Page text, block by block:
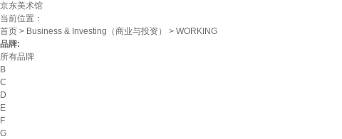
京东美术馆
当前位置：
首页 > Business & Investing（商业与投资）
> WORKING
品牌:
所有品牌
B
C
D
E
F
G